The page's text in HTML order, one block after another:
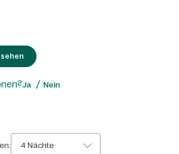
Ja Nein
4 Nächte